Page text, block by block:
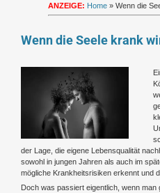
ANZEIGE: Home» Wenn die
Wenn die Seele krank
der Lage, die eigene Lebensqualität
sowohl in jungen Jahren als auch im
mögliche Krankheitsrisiken erkennt und
Doch was passiert eigentlich, wenn